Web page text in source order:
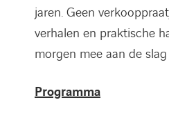
jaren. Geen
verhalen en praktische
morgen mee aan de
Programma